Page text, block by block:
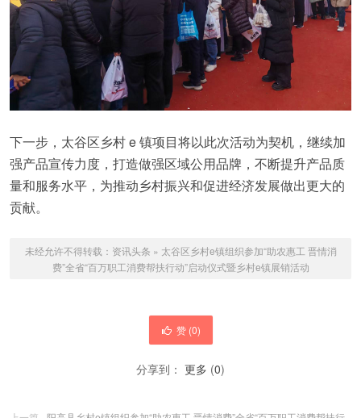
下一步，太谷区乡村 e 镇项目将以此次活动为契机，继续加
强产品宣传力度，打造做强区域公用品牌，不断提升产品质
量和服务水平，为推动乡村振兴和促进经济发展做出更大的
贡献。
未经允许不得转载： 资讯头条 » 太谷区乡村e镇组织参加“助农惠工 晋情消
费”全省“百万职工消费帮扶行动”启动仪式暨乡村e镇展销活动
赞 (0)
分享到： 更多 (0)